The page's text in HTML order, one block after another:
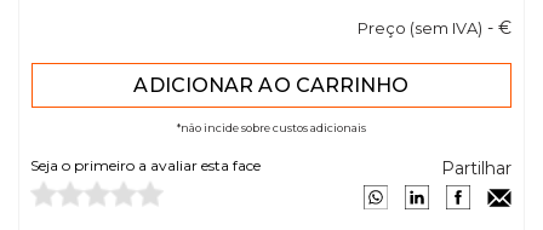
Preço (sem IVA) - €
*não incide sobre custos adicionais
Seja o primeiro a avaliar esta face Partilhar